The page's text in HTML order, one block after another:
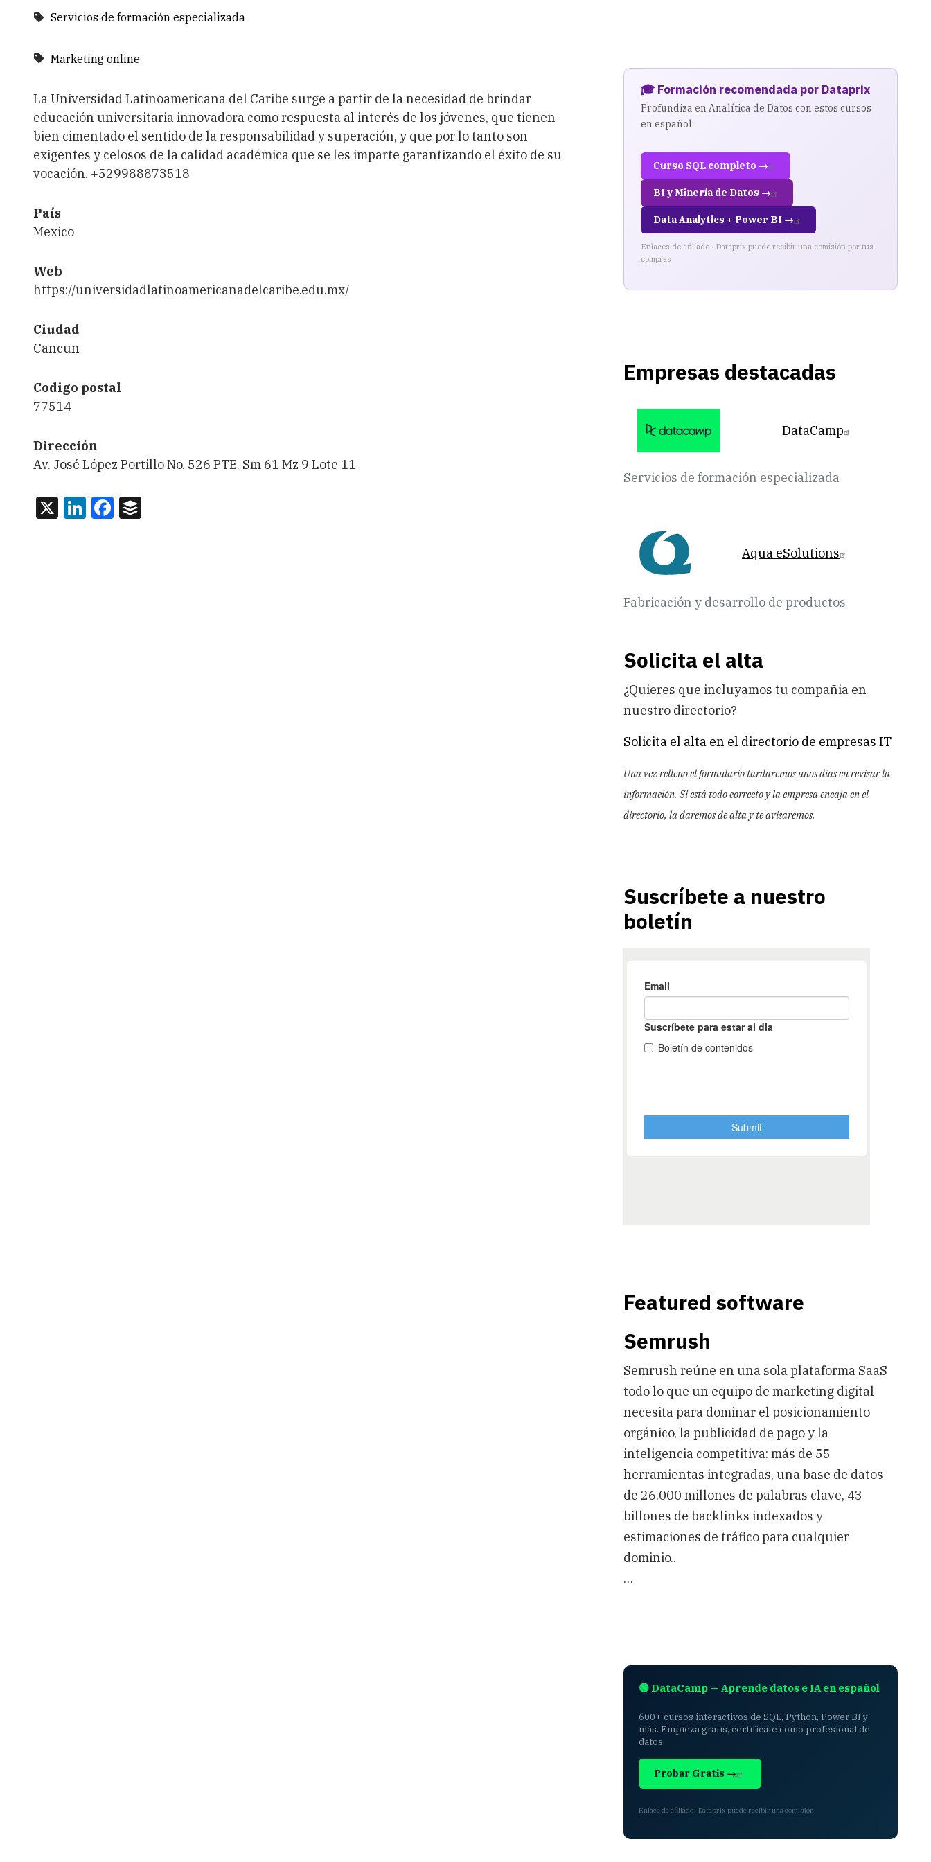
Servicios de formación especializada
Marketing online
La Universidad Latinoamericana del Caribe surge a partir de la necesidad de brindar
educación universitaria innovadora como respuesta al interés de los jóvenes, que tienen
bien cimentado el sentido de la responsabilidad y superación, y que por lo tanto son
exigentes y celosos de la calidad académica que se les imparte garantizando el éxito de su
vocación. +529988873518
País
Mexico
Web
https://universidadlatinoamericanadelcaribe.edu.mx/
Ciudad
Cancun
Codigo postal
77514
Dirección
Av. José López Portillo No. 526 PTE. Sm 61 Mz 9 Lote 11
X LinkedIn
Facebook
🎓 Formación recomendada por Dataprix
Profundiza en Analítica de Datos con estos cursos
en español:
Curso SQL completo →
BI y Minería de Datos →
Data Analytics + Power BI →
Enlaces de afiliado · Dataprix puede recibir una comisión por tus
compras
Empresas destacadas
Servicios de formación especializada
DataCamp
Fabricación y desarrollo de productos
Aqua eSolutions
Solicita el alta
¿Quieres que incluyamos tu compañia en
nuestro directorio?
Solicita el alta en el directorio de empresas IT
Una vez relleno el formulario tardaremos unos días en revisar la
información. Si está todo correcto y la empresa encaja en el
directorio, la daremos de alta y te avisaremos.
Suscríbete a nuestro
boletín
Featured software
Semrush
Semrush reúne en una sola plataforma SaaS
todo lo que un equipo de marketing digital
necesita para dominar el posicionamiento
orgánico, la publicidad de pago y la
inteligencia competitiva: más de 55
herramientas integradas, una base de datos
de 26.000 millones de palabras clave, 43
billones de backlinks indexados y
estimaciones de tráfico para cualquier
dominio..
…
🟢 DataCamp — Aprende datos e IA en español
600+ cursos interactivos de SQL, Python, Power BI y
más. Empieza gratis, certifícate como profesional de
datos.
Probar Gratis →
Enlace de afiliado · Dataprix puede recibir una comisión